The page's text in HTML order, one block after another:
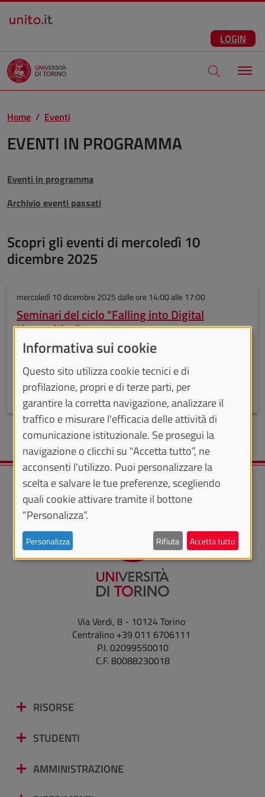
Salta al contenuto principale
LOGIN
Apri modale
Home Eventi
EVENTI IN PROGRAMMA
Eventi in programma
Archivio eventi passati
Scopri gli eventi di mercoledì 10
dicembre 2025
mercoledì 10 dicembre 2025dalle ore 14:00 alle 17:00
Seminari del ciclo "Falling into Digital
Humanities"
Seminari organizzati dal Centro Interdipartimentale di
Ricerca “Digital Scholarship for the Humanities” (DISH)
In presenza
Via Verdi, 8 - 10124 Torino
Centralino +39 011 6706111
P.I. 02099550010
C.F. 80088230018
RISORSE
STUDENTI
AMMINISTRAZIONE
Informativa sui cookie
Questo sito utilizza cookie tecnici e di
profilazione, propri e di terze parti, per
garantire la corretta navigazione, analizzare il
traffico e misurare l'efficacia delle attività di
comunicazione istituzionale. Se prosegui la
navigazione o clicchi su "Accetta tutto”, ne
acconsenti l'utilizzo. Puoi personalizzare la
scelta e salvare le tue preferenze, scegliendo
quali cookie attivare tramite il bottone
“Personalizza”.
Personalizza Rifiuta Accetta tutto